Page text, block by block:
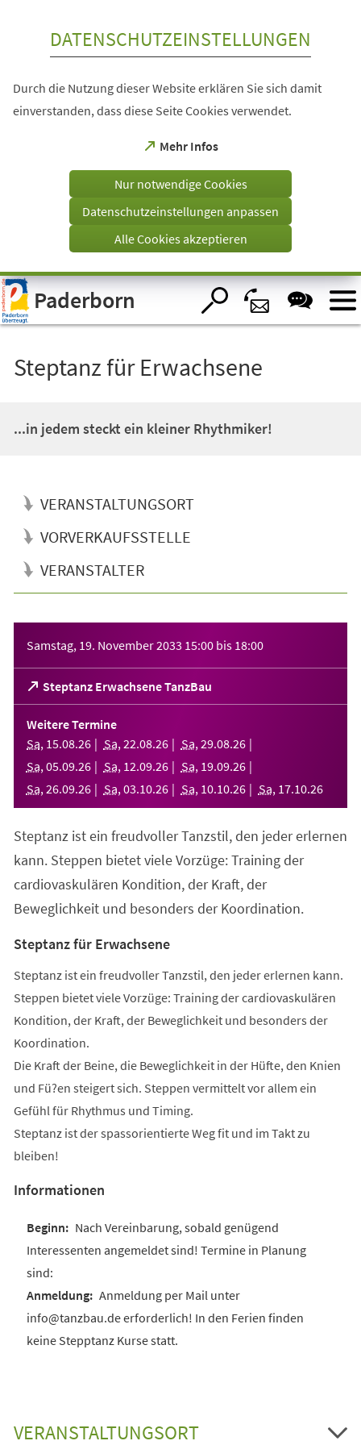
Visuelle
Assistenzsoftware
öffnen.
DATENSCHUTZEINSTELLUNGEN
Durch die Nutzung dieser Website erklären Sie sich damit
einverstanden, dass diese Seite Cookies verwendet.
Mehr Infos
(Öffnet
einem
Tab)
Nur notwendige Cookies
Datenschutzeinstellungen anpassen
Alle Cookies akzeptieren
Paderborn
Steptanz für Erwachsene
...in jedem steckt ein kleiner Rhythmiker!
VERANSTALTUNGSORT
VORVERKAUFSSTELLE
VERANSTALTER
Samstag, 19. November 2033 15:00 bis 18:00
Steptanz Erwachsene TanzBau
(Öffnet
in
einem
neuen
Tab)
Weitere Termine
Sa, 15.08.26 Sa, 22.08.26 Sa, 29.08.26
Sa, 05.09.26 Sa, 12.09.26 Sa, 19.09.26
Sa, 26.09.26 Sa, 03.10.26 Sa, 10.10.26 Sa, 17.10.26
Steptanz ist ein freudvoller Tanzstil, den jeder erlernen
kann. Steppen bietet viele Vorzüge: Training der
cardiovaskulären Kondition, der Kraft, der
Beweglichkeit und besonders der Koordination.
Steptanz für Erwachsene
Steptanz ist ein freudvoller Tanzstil, den jeder erlernen kann.
Steppen bietet viele Vorzüge: Training der cardiovaskulären
Kondition, der Kraft, der Beweglichkeit und besonders der
Koordination.
Die Kraft der Beine, die Beweglichkeit in der Hüfte, den Knien
und Fü?en steigert sich. Steppen vermittelt vor allem ein
Gefühl für Rhythmus und Timing.
Steptanz ist der spassorientierte Weg fit und im Takt zu
bleiben!
Informationen
Nach Vereinbarung, sobald genügend
Interessenten angemeldet sind! Termine in Planung
sind:
Anmeldung per Mail unter
info@tanzbau.de erforderlich! In den Ferien finden
keine Stepptanz Kurse statt.
VERANSTALTUNGSORT